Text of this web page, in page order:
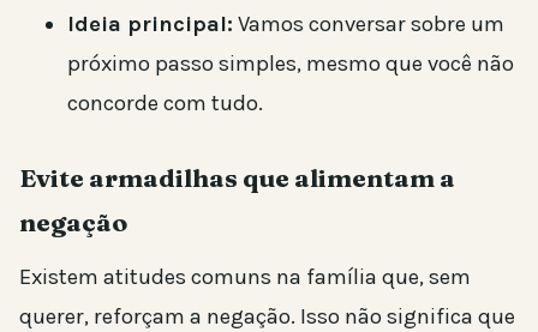
Ideia principal: Vamos conversar sobre um
próximo passo simples, mesmo que você não
concorde com tudo.
Evite armadilhas que alimentam a
negação
Existem atitudes comuns na família que, sem
querer, reforçam a negação. Isso não significa que